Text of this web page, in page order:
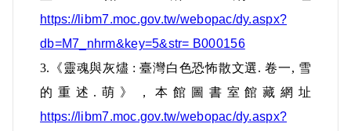
亦不知其為「匪」；二、案情發生在1948
年以前，而《檢例》公布於1950年，以此
究責，顯係溯及既往。國防部為此明定解
釋，嗣後有第二點情形者，仍按「知匪不
報」治罪。
https://libm7.moc.gov.tw/webopac/dy.aspx?
db=M7_nhrm&key=5&str= B000156
3. 《靈魂與灰燼 : 臺灣白色恐怖散文選. 卷一, 雪
的重述.萌》，本館圖書室館藏網址
https://libm7.moc.gov.tw/webopac/dy.aspx?